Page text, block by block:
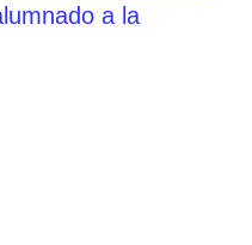
a la